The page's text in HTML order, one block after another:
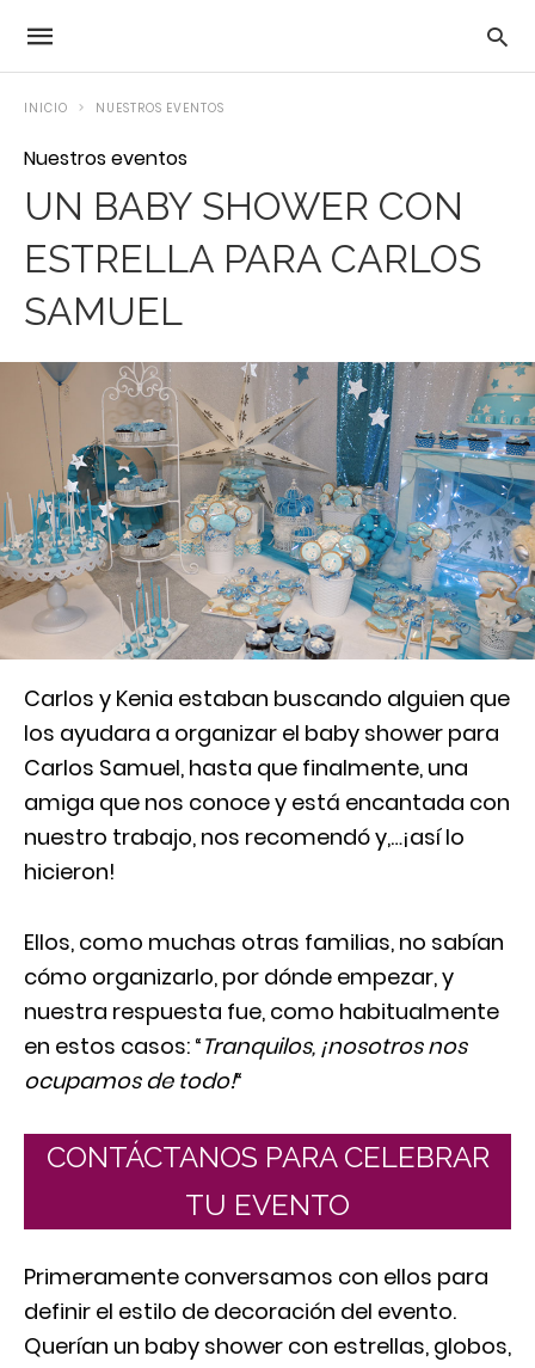
INICIO NUESTROS EVENTOS
Nuestros eventos
UN BABY SHOWER CON
ESTRELLA PARA CARLOS
SAMUEL
Carlos y Kenia estaban buscando alguien que
los ayudara a organizar el baby shower para
Carlos Samuel, hasta que finalmente, una
amiga que nos conoce y está encantada con
nuestro trabajo, nos recomendó y,…¡así lo
hicieron!
Ellos, como muchas otras familias, no sabían
cómo organizarlo, por dónde empezar, y
nuestra respuesta fue, como habitualmente
en estos casos: “Tranquilos, ¡nosotros nos
ocupamos de todo!“
CONTÁCTANOS PARA CELEBRAR
TU EVENTO
Primeramente conversamos con ellos para
definir el estilo de decoración del evento.
Querían un baby shower con estrellas, globos,